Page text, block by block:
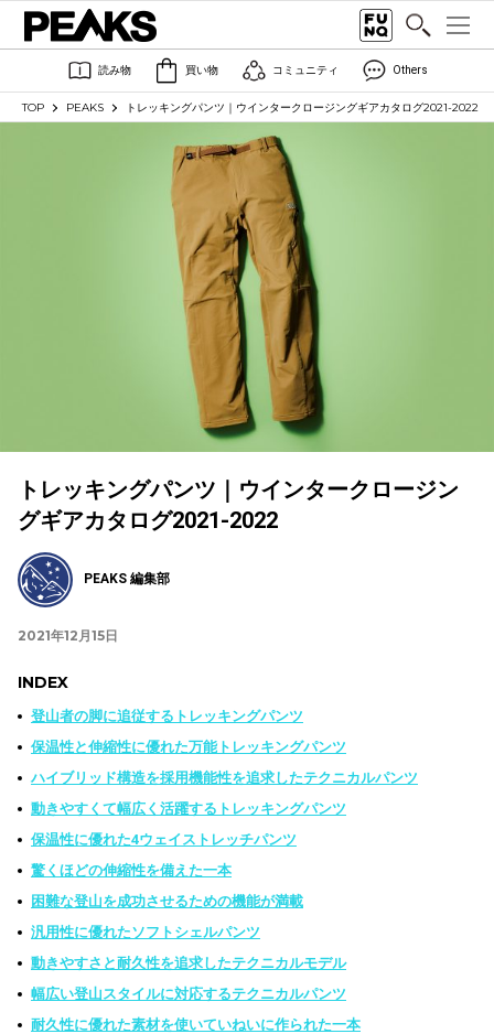
読み物 買い物 コミュニティ Others
TOP PEAKS トレッキングパンツ｜ウインタークロージングギアカタログ2021-2022
トレッキングパンツ｜ウインタークロージン
グギアカタログ2021-2022
PEAKS 編集部
2021年12月15日
INDEX
登山者の脚に追従するトレッキングパンツ
保温性と伸縮性に優れた万能トレッキングパンツ
ハイブリッド構造を採用機能性を追求したテクニカルパンツ
動きやすくて幅広く活躍するトレッキングパンツ
保温性に優れた4ウェイストレッチパンツ
驚くほどの伸縮性を備えた一本
困難な登山を成功させるための機能が満載
汎用性に優れたソフトシェルパンツ
動きやすさと耐久性を追求したテクニカルモデル
幅広い登山スタイルに対応するテクニカルパンツ
耐久性に優れた素材を使いていねいに作られた一本